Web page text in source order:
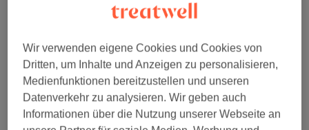
Glamloft
4,9
1227 Bewertungen
Offenbach
Auf Karte anzeigen
Foliensträhnen halber Kopf inkl. Beratung,
Glossing, Intensivpflege, waschen , fönen +
ab149 €
Wir verwenden eigene Cookies und Cookies von
Dritten, um Inhalte und Anzeigen zu personalisieren,
Medienfunktionen bereitzustellen und unseren
Datenverkehr zu analysieren. Wir geben auch
Informationen über die Nutzung unserer Webseite an